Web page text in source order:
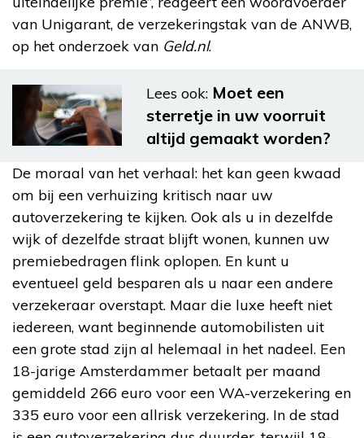
van Unigarant, de verzekeringstak van de ANWB,
op het onderzoek van Geld.nl.
Lees ook: Moet een
sterretje in uw voorruit
altijd gemaakt worden?
De moraal van het verhaal: het kan geen kwaad
om bij een verhuizing kritisch naar uw
autoverzekering te kijken. Ook als u in dezelfde
wijk of dezelfde straat blijft wonen, kunnen uw
premiebedragen flink oplopen. En kunt u
eventueel geld besparen als u naar een andere
verzekeraar overstapt. Maar die luxe heeft niet
iedereen, want beginnende automobilisten uit
een grote stad zijn al helemaal in het nadeel. Een
18-jarige Amsterdammer betaalt per maand
gemiddeld 266 euro voor een WA-verzekering en
335 euro voor een allrisk verzekering. In de stad